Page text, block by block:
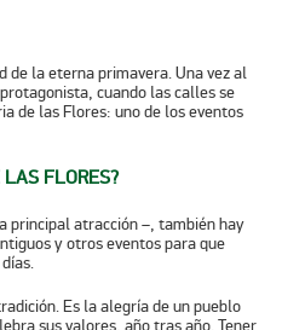
de la eterna primavera. Una vez al
cuando las calles se
de las Flores: uno de los eventos
LAS FLORES?
principal atracción –, también hay
y otros eventos para que
Es la alegría de un pueblo
sus valores, año tras año. Tener